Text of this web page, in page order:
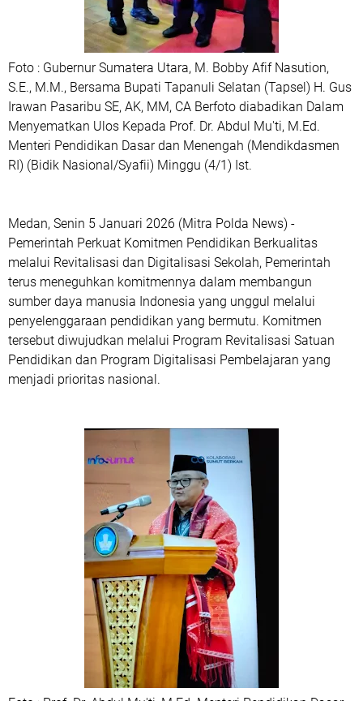
Foto : Gubernur Sumatera Utara, M. Bobby Afif Nasution,
S.E., M.M., Bersama Bupati Tapanuli Selatan (Tapsel) H. Gus
Irawan Pasaribu SE, AK, MM, CA Berfoto diabadikan Dalam
Menyematkan Ulos Kepada Prof. Dr. Abdul Mu'ti, M.Ed.
Menteri Pendidikan Dasar dan Menengah (Mendikdasmen
RI) (Bidik Nasional/Syafii) Minggu (4/1) Ist.
Medan, Senin 5 Januari 2026 (Mitra Polda News) -
Pemerintah Perkuat Komitmen Pendidikan Berkualitas
melalui Revitalisasi dan Digitalisasi Sekolah, Pemerintah
terus meneguhkan komitmennya dalam membangun
sumber daya manusia Indonesia yang unggul melalui
penyelenggaraan pendidikan yang bermutu. Komitmen
tersebut diwujudkan melalui Program Revitalisasi Satuan
Pendidikan dan Program Digitalisasi Pembelajaran yang
menjadi prioritas nasional.